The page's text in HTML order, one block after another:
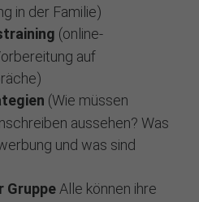
in der Familie)
(online-
auf
(Wie müssen
aussehen? Was
und was sind
GruppeAlle können ihre